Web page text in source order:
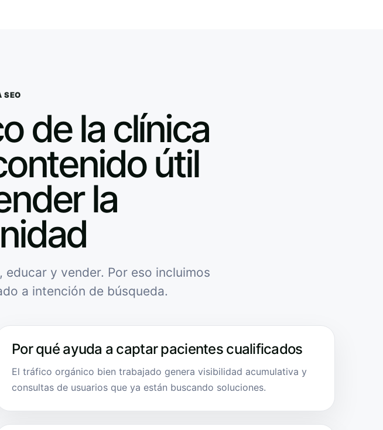
SEO
de la clínica
útil
la
y vender. Por eso incluimos
a intención de búsqueda.
Por qué ayuda a captar pacientes cualificados
El tráfico orgánico bien trabajado genera visibilidad acumulativa y
consultas de usuarios que ya están buscando soluciones.